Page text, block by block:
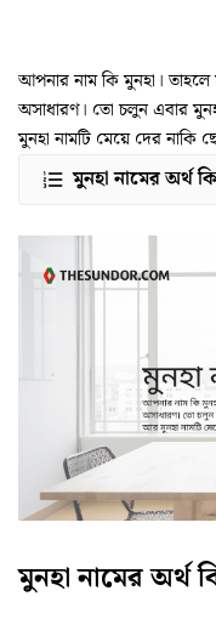
আপনার নাম কি মুনহা। তাহলে
অসাধারণ। তো চলুন এবার
মুনহা নামটি মেয়ে দের নাকি
মুনহা নামের অর্থ
মুনহা নামের অর্থ